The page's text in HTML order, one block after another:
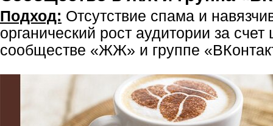
Подход: Отсутствие спама и
органический рост аудитории за счет
сообществе «ЖЖ» и группе